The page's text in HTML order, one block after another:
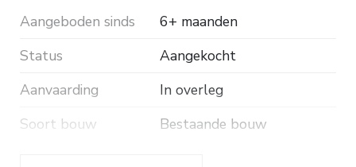
Aangeboden sinds
6+ maanden
Status
Aangekocht
Aanvaarding
In overleg
Soort bouw
Bestaande bouw